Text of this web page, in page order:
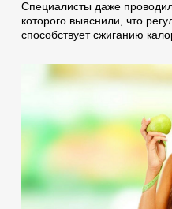
Специалисты даже
которого выяснили, что
способствует сжиганию